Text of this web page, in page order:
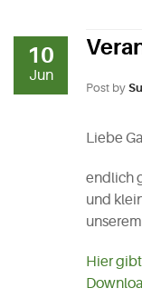
10
Jun
Post by
Liebe
endlich
und
Hier